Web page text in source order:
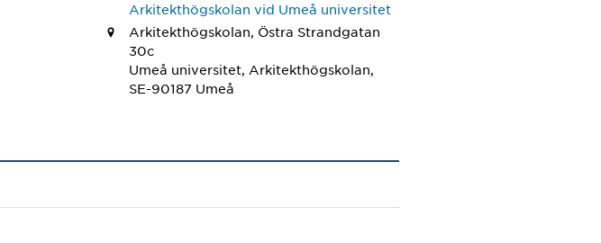
Arkitekthögskolan vid Umeå universitet
Arkitekthögskolan, Östra Strandgatan
30c
Umeå universitet, Arkitekthögskolan,
SE-90187 Umeå